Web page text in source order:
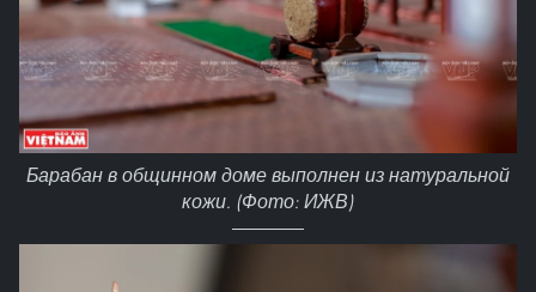
Барабан в общинном доме выполнен из натуральной
кожи. (Фото: ИЖВ)